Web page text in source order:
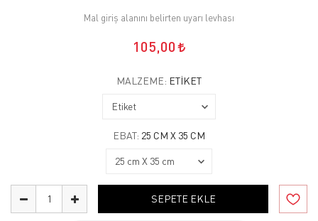
Mal giriş alanını belirten uyarı levhası
105,00
MALZEME: ETIKET
EBAT: 25 CM X 35 CM
SEPETE EKLE